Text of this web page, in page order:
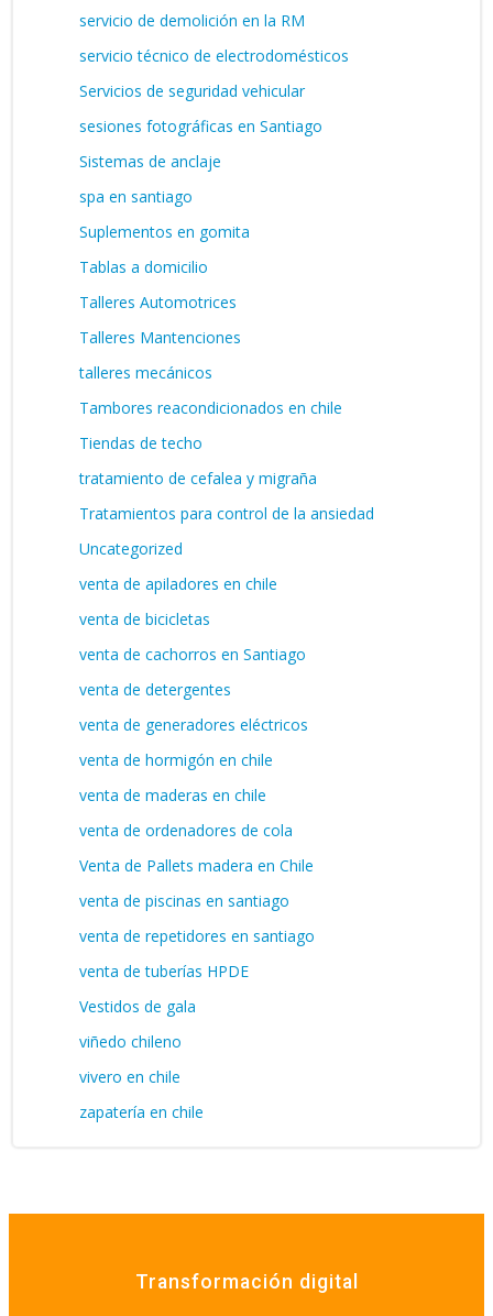
servicio de demolición en la RM
servicio técnico de electrodomésticos
Servicios de seguridad vehicular
sesiones fotográficas en Santiago
Sistemas de anclaje
spa en santiago
Suplementos en gomita
Tablas a domicilio
Talleres Automotrices
Talleres Mantenciones
talleres mecánicos
Tambores reacondicionados en chile
Tiendas de techo
tratamiento de cefalea y migraña
Tratamientos para control de la ansiedad
Uncategorized
venta de apiladores en chile
venta de bicicletas
venta de cachorros en Santiago
venta de detergentes
venta de generadores eléctricos
venta de hormigón en chile
venta de maderas en chile
venta de ordenadores de cola
Venta de Pallets madera en Chile
venta de piscinas en santiago
venta de repetidores en santiago
venta de tuberías HPDE
Vestidos de gala
viñedo chileno
vivero en chile
zapatería en chile
Transformación digital